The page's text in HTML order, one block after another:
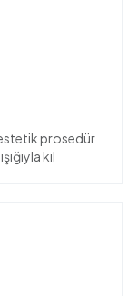
prosedür
kıl